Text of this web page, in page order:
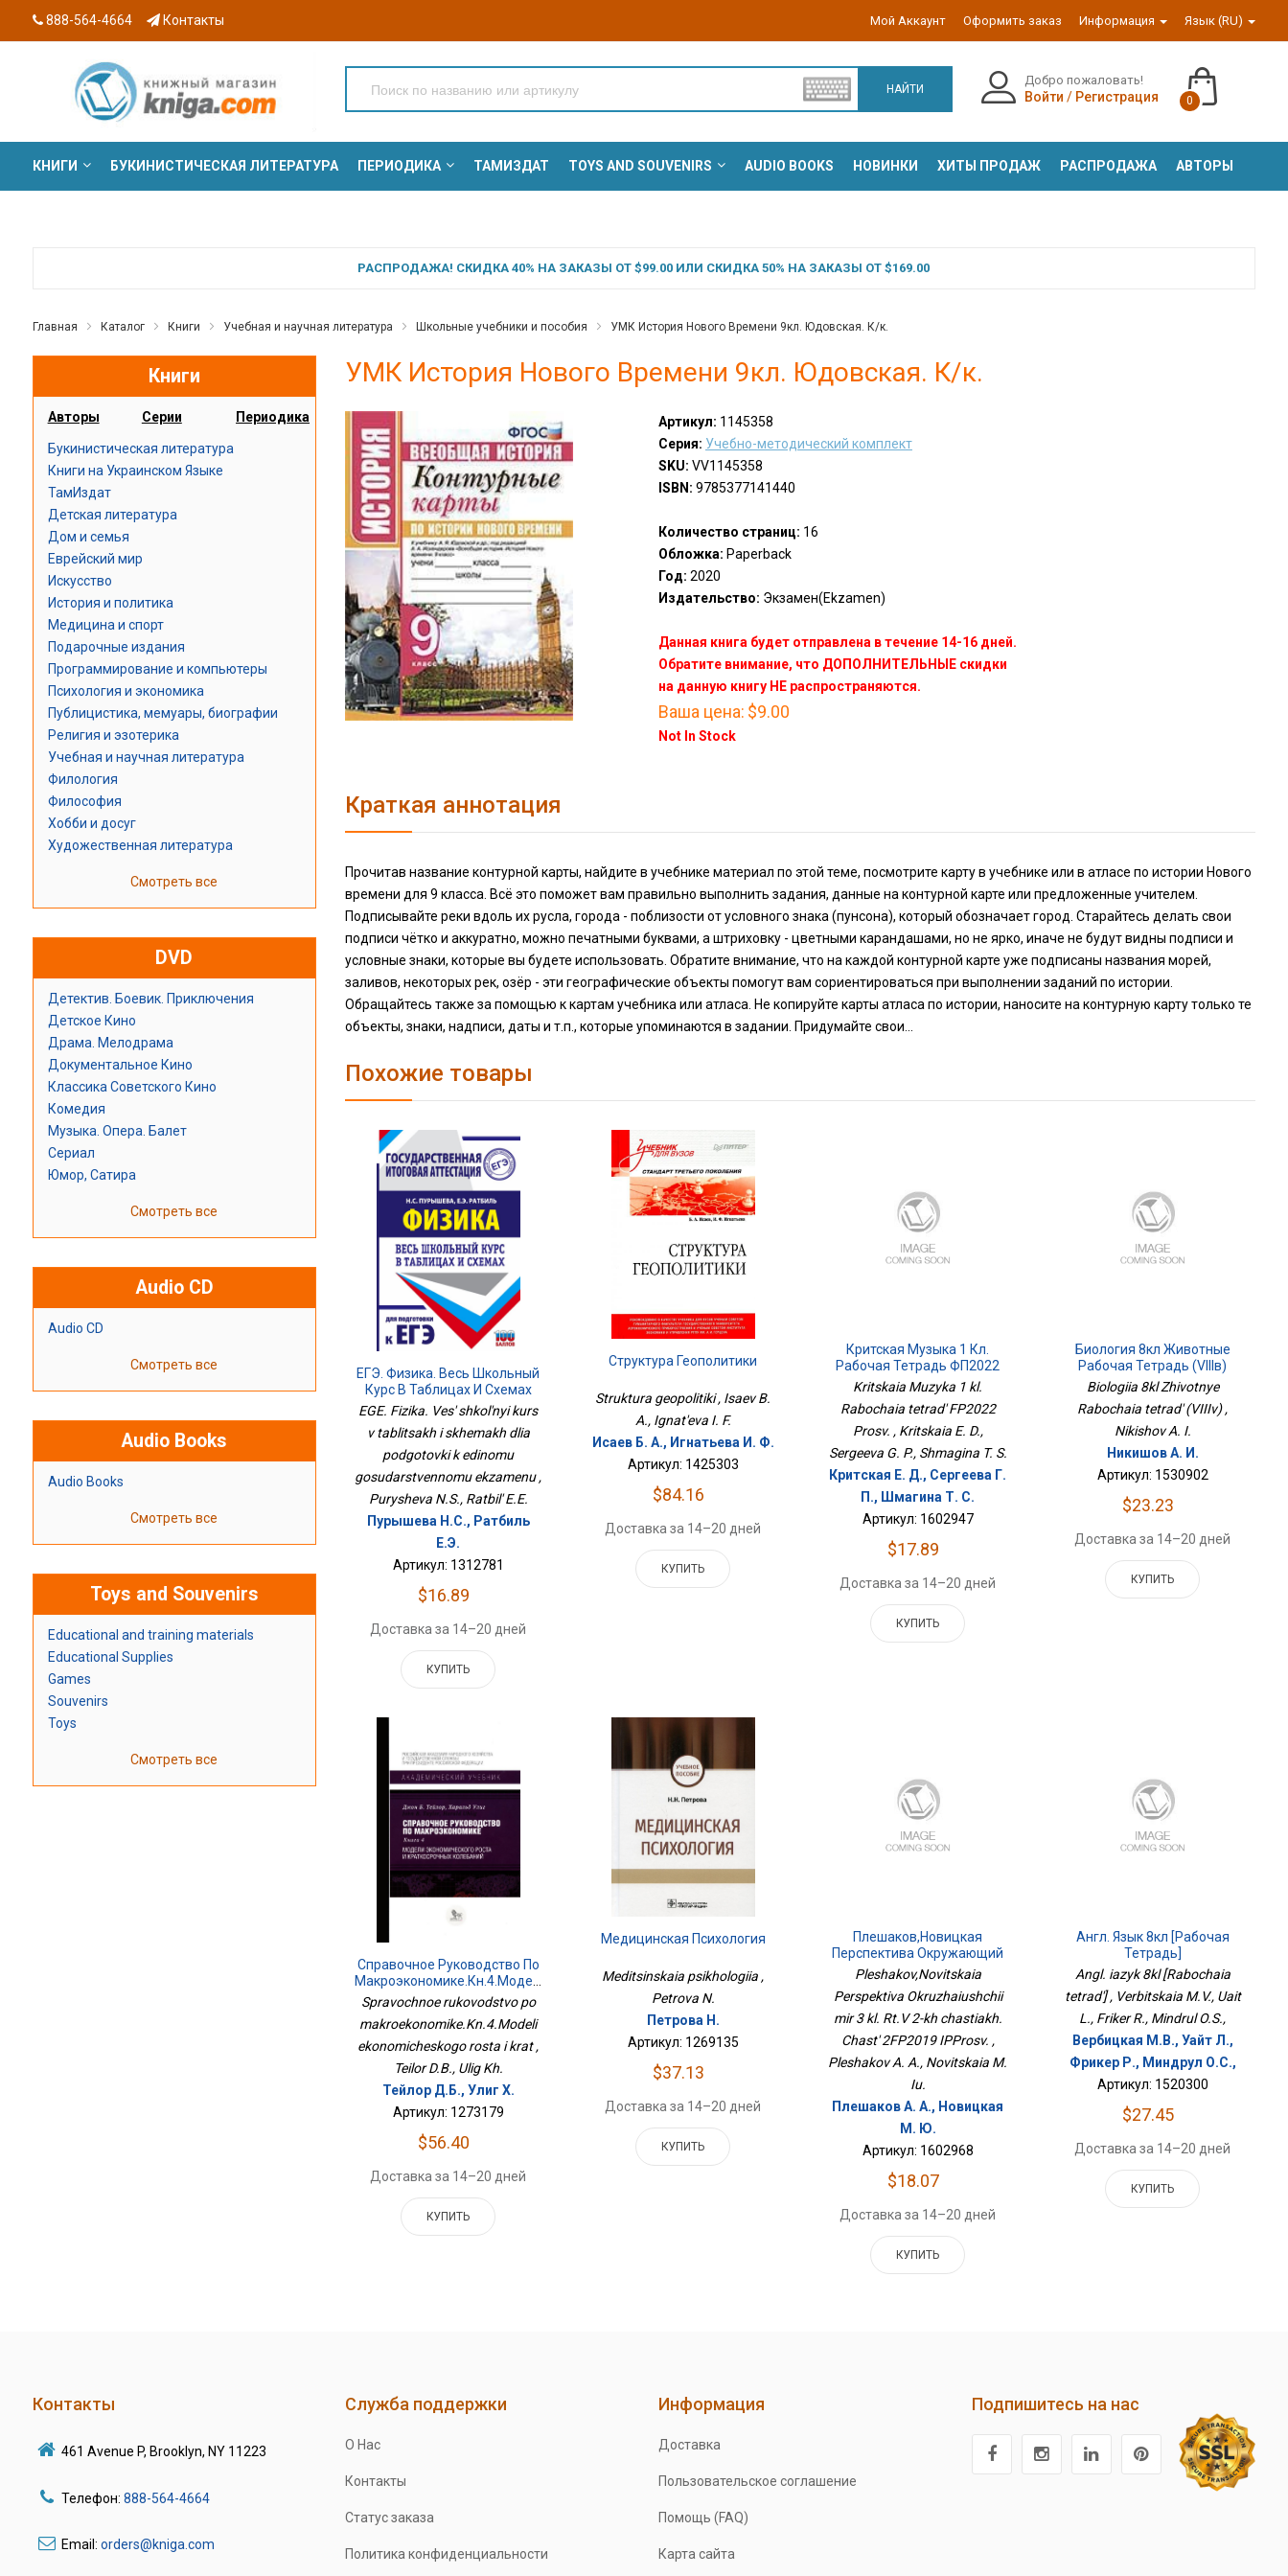
888-564-4664 Контакты Мой Аккаунт Оформить заказ Информация Язык (RU)
НАЙТИ
Добро пожаловать!
Войти / Регистрация 0
КНИГИ БУКИНИСТИЧЕСКАЯ ЛИТЕРАТУРА ПЕРИОДИКА ТАМИЗДАТ TOYS AND SOUVENIRS AUDIO BOOKS НОВИНКИ ХИТЫ ПРОДАЖ РАСПРОДАЖА АВТОРЫ
РАСПРОДАЖА! СКИДКА 40% НА ЗАКАЗЫ ОТ $99.00 ИЛИ СКИДКА 50% НА ЗАКАЗЫ ОТ $169.00
Главная Каталог Книги Учебная и научная литература Школьные учебники и пособия УМК История Нового Времени 9кл. Юдовская. К/к.
Книги
Авторы Серии Периодика
Букинистическая литература
Книги на Украинском Языке
ТамИздат
Детская литература
Дом и семья
Еврейский мир
Искусство
История и политика
Медицина и спорт
Подарочные издания
Программирование и компьютеры
Психология и экономика
Публицистика, мемуары, биографии
Религия и эзотерика
Учебная и научная литература
Филология
Философия
Хобби и досуг
Художественная литература
Смотреть все
DVD
Детектив. Боевик. Приключения
Детское Кино
Драма. Мелодрама
Документальное Кино
Классика Советского Кино
Комедия
Музыка. Опера. Балет
Сериал
Юмор, Сатира
Смотреть все
Audio CD
Audio CD
Смотреть все
Audio Books
Audio Books
Смотреть все
Toys and Souvenirs
Educational and training materials
Educational Supplies
Games
Souvenirs
Toys
Смотреть все
УМК История Нового Времени 9кл. Юдовская. К/к.
Артикул: 1145358
Серия: Учебно-методический комплект
SKU: VV1145358
ISBN: 9785377141440
Количество страниц: 16
Обложка: Paperback
Год: 2020
Издательство: Экзамен(Ekzamen)
Данная книга будет отправлена в течение 14-16 дней.
Обратите внимание, что ДОПОЛНИТЕЛЬНЫЕ скидки
на данную книгу НЕ распространяются.
Ваша цена: $9.00
Not In Stock
Краткая аннотация
Прочитав название контурной карты, найдите в учебнике материал по этой теме, посмотрите карту в учебнике или в атласе по истории Нового
времени для 9 класса. Всё это поможет вам правильно выполнить задания, данные на контурной карте или предложенные учителем.
Подписывайте реки вдоль их русла, города - поблизости от условного знака (пунсона), который обозначает город. Старайтесь делать свои
подписи чётко и аккуратно, можно печатными буквами, а штриховку - цветными карандашами, но не ярко, иначе не будут видны подписи и
условные знаки, которые вы будете использовать. Обратите внимание, что на каждой контурной карте уже подписаны названия морей,
заливов, некоторых рек, озёр - эти географические объекты помогут вам сориентироваться при выполнении заданий по истории.
Обращайтесь также за помощью к картам учебника или атласа. Не копируйте карты атласа по истории, наносите на контурную карту только те
объекты, знаки, надписи, даты и т.п., которые упоминаются в задании. Придумайте свои...
Похожие товары
ЕГЭ. Физика. Весь Школьный
Курс В Таблицах И Схемах
Для Подготовки К Единому
Государственному Экзамену
EGE. Fizika. Ves' shkol'nyi kurs
v tablitsakh i skhemakh dlia
podgotovki k edinomu
gosudarstvennomu ekzamenu ,
Purysheva N.S., Ratbil' E.E.
Пурышева Н.С., Ратбиль
Е.Э.
Артикул: 1312781
$16.89
Доставка за 14–20 дней
КУПИТЬ
Структура Геополитики
Struktura geopolitiki , Isaev B.
A., Ignat'eva I. F.
Исаев Б. А., Игнатьева И. Ф.
Артикул: 1425303
$84.16
Доставка за 14–20 дней
КУПИТЬ
Критская Музыка 1 Кл.
Рабочая Тетрадь ФП2022
Просв.
Kritskaia Muzyka 1 kl.
Rabochaia tetrad' FP2022
Prosv. , Kritskaia E. D.,
Sergeeva G. P., Shmagina T. S.
Критская Е. Д., Сергеева Г.
П., Шмагина Т. С.
Артикул: 1602947
$17.89
Доставка за 14–20 дней
КУПИТЬ
Биология 8кл Животные
Рабочая Тетрадь (VIIIв)
Biologiia 8kl Zhivotnye
Rabochaia tetrad' (VIIIv) ,
Nikishov A. I.
Никишов А. И.
Артикул: 1530902
$23.23
Доставка за 14–20 дней
КУПИТЬ
Справочное Руководство По
Макроэкономике.Кн.4.Модели
Экономического Роста И
Spravochnoe rukovodstvo po
makroekonomike.Kn.4.Modeli
ekonomicheskogo rosta i krat ,
Teilor D.B., Ulig Kh.
Тейлор Д.Б., Улиг Х.
Артикул: 1273179
$56.40
Доставка за 14–20 дней
КУПИТЬ
Медицинская Психология
Meditsinskaia psikhologiia ,
Petrova N.
Петрова Н.
Артикул: 1269135
$37.13
Доставка за 14–20 дней
КУПИТЬ
Плешаков,Новицкая
Перспектива Окружающий
Мир 3 Кл. Рт.В 2-Х Частях.
Часть 2ФП2019 ИППросв.
Pleshakov,Novitskaia
Perspektiva Okruzhaiushchii
mir 3 kl. Rt.V 2-kh chastiakh.
Chast' 2FP2019 IPProsv. ,
Pleshakov A. A., Novitskaia M.
Iu.
Плешаков А. А., Новицкая
М. Ю.
Артикул: 1602968
$18.07
Доставка за 14–20 дней
КУПИТЬ
Англ. Язык 8кл [Рабочая
Тетрадь]
Angl. iazyk 8kl [Rabochaia
tetrad'] , Verbitskaia M.V., Uait
L., Friker R., Mindrul O.S.,
Вербицкая М.В., Уайт Л.,
Фрикер Р., Миндрул О.С.,
Артикул: 1520300
$27.45
Доставка за 14–20 дней
КУПИТЬ
Контакты
461 Avenue P, Brooklyn, NY 11223
Телефон: 888-564-4664
Email: orders@kniga.com
Служба поддержки
О Нас
Контакты
Статус заказа
Политика конфиденциальности
Информация
Доставка
Пользовательское соглашение
Помощь (FAQ)
Карта сайта
Подпишитесь на нас